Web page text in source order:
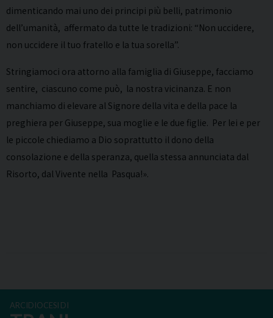
dimenticando mai uno dei principi più belli, patrimonio
dell’umanità, affermato da tutte le tradizioni: “Non uccidere,
non uccidere il tuo fratello e la tua sorella”.
Stringiamoci ora attorno alla famiglia di Giuseppe, facciamo
sentire, ciascuno come può, la nostra vicinanza. E non
manchiamo di elevare al Signore della vita e della pace la
preghiera per Giuseppe, sua moglie e le due figlie. Per lei e per
le piccole chiediamo a Dio soprattutto il dono della
consolazione e della speranza, quella stessa annunciata dal
Risorto, dal Vivente nella Pasqua!».
ARCIDIOCESI DI